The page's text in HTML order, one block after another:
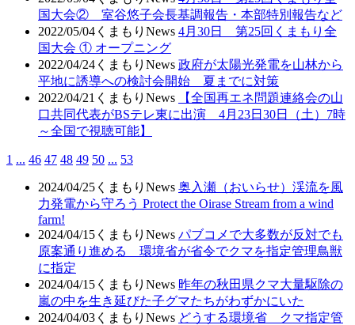
国大会② 室谷悠子会長基調報告・本部特別報告など
2022/05/04 くまもりNews 4月30日 第25回くまもり全
国大会 ① オープニング
2022/04/24 くまもりNews 政府が太陽光発電を山林から
平地に誘導への検討会開始 夏までに対策
2022/04/21 くまもりNews
【全国再エネ問題連絡会の山
口共同代表がBSテレ東に出演 4月23日30日（土）7時
～全国で視聴可能】
1 ... 46 47 48 49 50 ... 53
2024/04/25 くまもりNews 奥入瀬（おいらせ）渓流を風
力発電から守ろう Protect the Oirase Stream from a wind
farm!
2024/04/15 くまもりNews パブコメで大多数が反対でも
原案通り進める 環境省が省令でクマを指定管理鳥獣
に指定
2024/04/15 くまもりNews 昨年の秋田県クマ大量駆除の
嵐の中を生き延びた子グマたちがわずかにいた
2024/04/03 くまもりNews どうする環境省 クマ指定管